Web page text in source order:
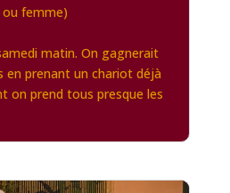
femme)
matin. On gagnerait
prenant un chariot déjà
on prend tous presque les